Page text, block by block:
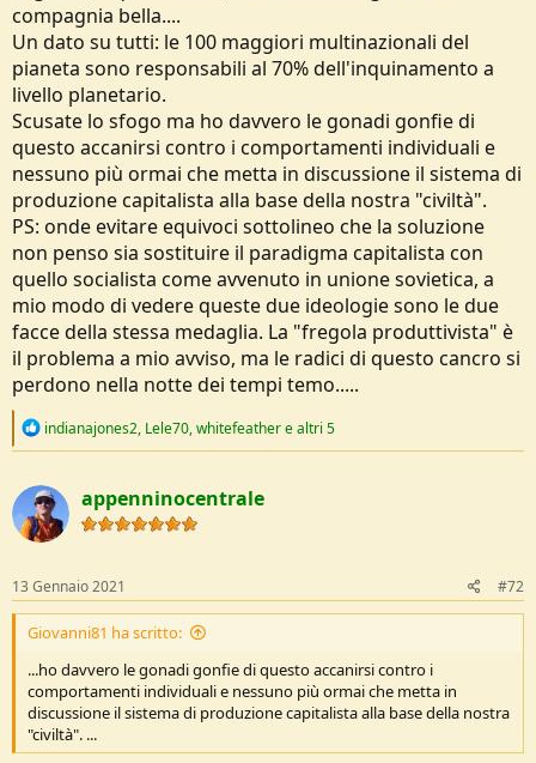
compagnia bella....
Un dato su tutti: le 100 maggiori multinazionali del
pianeta sono responsabili al 70% dell'inquinamento a
livello planetario.
Scusate lo sfogo ma ho davvero le gonadi gonfie di
questo accanirsi contro i comportamenti individuali e
nessuno più ormai che metta in discussione il sistema di
produzione capitalista alla base della nostra "civiltà".
PS: onde evitare equivoci sottolineo che la soluzione
non penso sia sostituire il paradigma capitalista con
quello socialista come avvenuto in unione sovietica, a
mio modo di vedere queste due ideologie sono le due
facce della stessa medaglia. La "fregola produttivista" è
il problema a mio avviso, ma le radici di questo cancro si
perdono nella notte dei tempi temo.....
R
c
t
i
o
s
:
indianajones2, Lele70,whitefeathere altri 5
appenninocentrale
13 Gennaio 2021 #72
Giovanni81 ha scritto:
...ho davvero le gonadi gonfie di questo accanirsi contro i
comportamenti individuali e nessuno più ormai che metta in
discussione il sistema di produzione capitalista alla base della nostra
"civiltà". ...